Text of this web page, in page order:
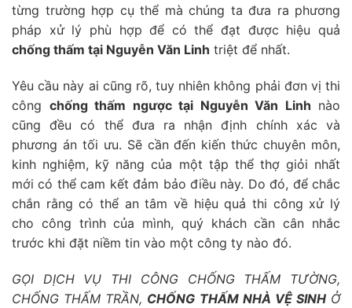
từng trường hợp cụ thể mà chúng ta đưa ra phương
pháp xử lý phù hợp để có thể đạt được hiệu quả
chống thấm tại Nguyễn Văn Linh triệt để nhất.
Yêu cầu này ai cũng rõ, tuy nhiên không phải đơn vị thi
công chống thấm ngược tại Nguyễn Văn Linh nào
cũng đều có thể đưa ra nhận định chính xác và
phương án tối ưu. Sẽ cần đến kiến thức chuyên môn,
kinh nghiệm, kỹ năng của một tập thể thợ giỏi nhất
mới có thể cam kết đảm bảo điều này. Do đó, để chắc
chắn rằng có thể an tâm về hiệu quả thi công xử lý
cho công trình của mình, quý khách cần cân nhắc
trước khi đặt niềm tin vào một công ty nào đó.
GỌI DỊCH VỤ THI CÔNG CHỐNG THẤM TƯỜNG,
CHỐNG THẤM TRẦN, CHỐNG THẤM NHÀ VỆ SINHỞ